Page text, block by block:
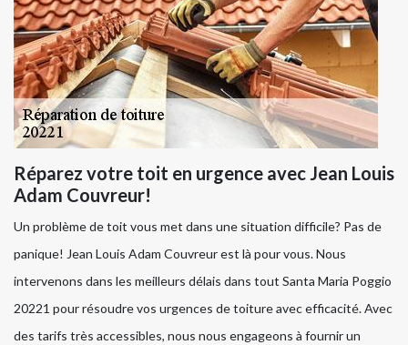
Réparez votre toit en urgence avec Jean Louis
Adam Couvreur!
Un problème de toit vous met dans une situation difficile? Pas de
panique! Jean Louis Adam Couvreur est là pour vous. Nous
intervenons dans les meilleurs délais dans tout Santa Maria Poggio
20221 pour résoudre vos urgences de toiture avec efficacité. Avec
des tarifs très accessibles, nous nous engageons à fournir un